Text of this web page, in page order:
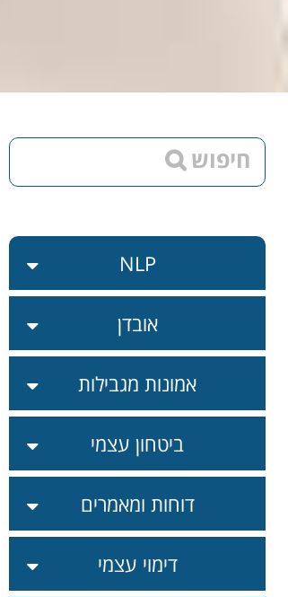
NLP
אובדן
אמונות מגבילות
ביטחון עצמי
דוחות ומאמרים
דימוי עצמי